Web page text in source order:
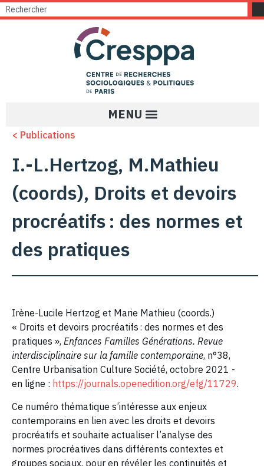
< Publications
I.-L.Hertzog, M.Mathieu
(coords), Droits et devoirs
procréatifs : des normes et
des pratiques
Irène-Lucile Hertzog et Marie Mathieu (coords.)
« Droits et devoirs procréatifs : des normes et des
pratiques », Enfances Familles Générations. Revue
interdisciplinaire sur la famille contemporaine, n°38,
Centre Urbanisation Culture Société, octobre 2021 -
en ligne : https://journals.openedition.org/efg/11729.
Ce numéro thématique s’intéresse aux enjeux
contemporains en lien avec les droits et devoirs
procréatifs et souhaite actualiser l’analyse des
normes procréatives dans différents contextes et
groupes sociaux, pour en révéler les continuités et